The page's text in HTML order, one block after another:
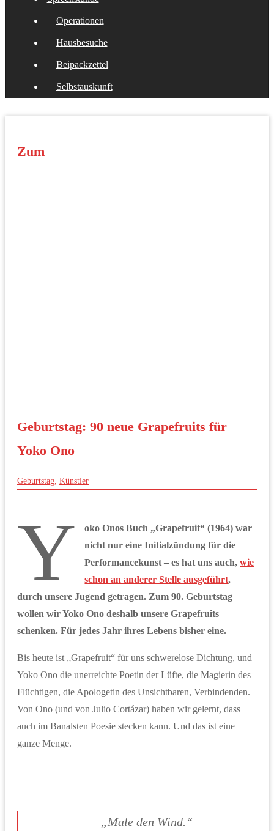
Operationen
Hausbesuche
Beipackzettel
Selbstauskunft
Zum
Geburtstag: 90 neue Grapefruits für
Yoko Ono
Geburtstag, Künstler
Y
oko Onos Buch „Grapefruit“ (1964) war
nicht nur eine Initialzündung für die
Performancekunst – es hat uns auch,wie
schon an anderer Stelle ausgeführt,
durch unsere Jugend getragen. Zum 90. Geburtstag
wollen wir Yoko Ono deshalb unsere Grapefruits
schenken. Für jedes Jahr ihres Lebens bisher eine.
Bis heute ist „Grapefruit“ für uns schwerelose Dichtung, und
Yoko Ono die unerreichte Poetin der Lüfte, die Magierin des
Flüchtigen, die Apologetin des Unsichtbaren, Verbindenden.
Von Ono (und von Julio Cortázar) haben wir gelernt, dass
auch im Banalsten Poesie stecken kann. Und das ist eine
ganze Menge.
„Male den Wind.“